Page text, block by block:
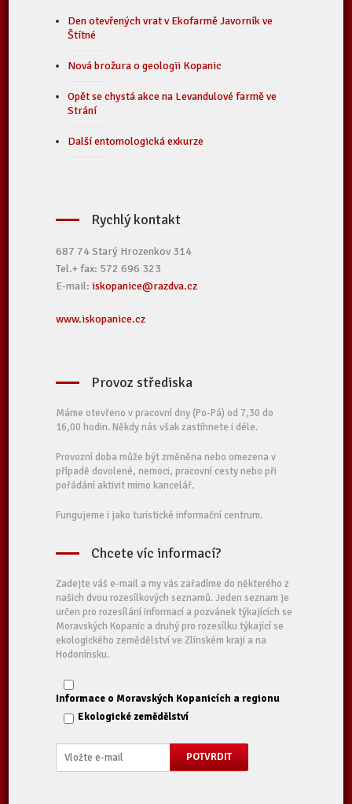
Den otevřených vrat v Ekofarmě Javorník ve
Štítné
Nová brožura o geologii Kopanic
Opět se chystá akce na Levandulové farmě ve
Strání
Další entomologická exkurze
Rychlý kontakt
687 74 Starý Hrozenkov 314
Tel.+ fax: 572 696 323
E-mail:iskopanice@razdva.cz
www.iskopanice.cz
Provoz střediska
Máme otevřeno v pracovní dny (Po-Pá) od 7,30 do
16,00 hodin. Někdy nás však zastihnete i déle.
Provozní doba může být změněna nebo omezena v
případě dovolené, nemoci, pracovní cesty nebo při
pořádání aktivit mimo kancelář.
Fungujeme i jako turistické informační centrum.
Chcete víc informací?
Zadejte váš e-mail a my vás zařadíme do některého z
našich dvou rozesílkových seznamů. Jeden seznam je
určen pro rozesílání informací a pozvánek týkajících se
Moravských Kopanic a druhý pro rozesílku týkající se
ekologického zemědělství ve Zlínském kraji a na
Hodonínsku.
Informace o Moravských Kopanicích a regionu
Ekologické zemědělství